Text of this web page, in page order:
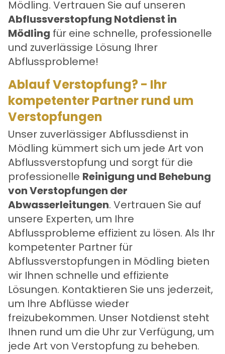
Mödling. Vertrauen Sie auf unseren
Abflussverstopfung Notdienst in
Mödling für eine schnelle, professionelle
und zuverlässige Lösung Ihrer
Abflussprobleme!
Ablauf Verstopfung? - Ihr
kompetenter Partner rund um
Verstopfungen
Unser zuverlässiger Abflussdienst in
Mödling kümmert sich um jede Art von
Abflussverstopfung und sorgt für die
professionelle Reinigung und Behebung
von Verstopfungen der
Abwasserleitungen. Vertrauen Sie auf
unsere Experten, um Ihre
Abflussprobleme effizient zu lösen. Als Ihr
kompetenter Partner für
Abflussverstopfungen in Mödling bieten
wir Ihnen schnelle und effiziente
Lösungen. Kontaktieren Sie uns jederzeit,
um Ihre Abflüsse wieder
freizubekommen. Unser Notdienst steht
Ihnen rund um die Uhr zur Verfügung, um
jede Art von Verstopfung zu beheben.